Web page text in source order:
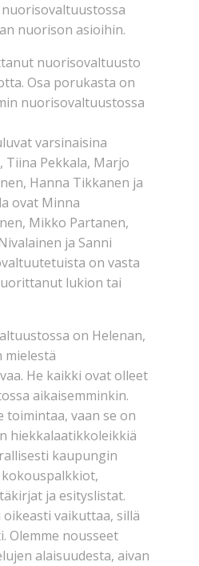
nuorison asioihin.
nuorisovaltuusto
Osa porukasta on
nuorisovaltuustossa
varsinaisina
Tiina Pekkala, Marjo
Hanna Tikkanen ja
ovat Minna
Mikko Partanen,
ja Sanni
on vasta
lukion tai
on Helenan,
mielestä
He kaikki ovat olleet
aikaisemminkin.
toimintaa, vaan se on
hiekkalaatikkoleikkiä
kaupungin
kokouspalkkiot,
ja esityslistat.
vaikuttaa, sillä
Olemme nousseet
alaisuudesta, aivan